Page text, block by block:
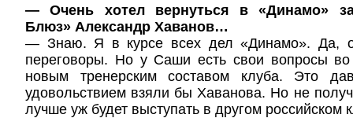
— Очень хотел вернуться в «Динамо»
Блюз» Александр Хаванов…
— Знаю. Я в курсе всех дел «Динамо». Да,
переговоры. Но у Саши есть свои вопросы во
новым тренерским составом клуба. Это
удовольствием взяли бы Хаванова. Но не
лучше уж будет выступать в другом российском